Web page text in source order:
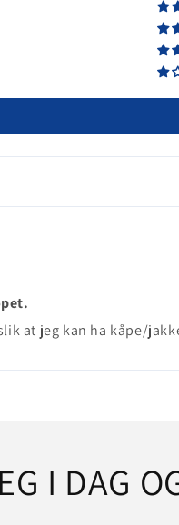
at jeg kan ha kåpe/
I DAG